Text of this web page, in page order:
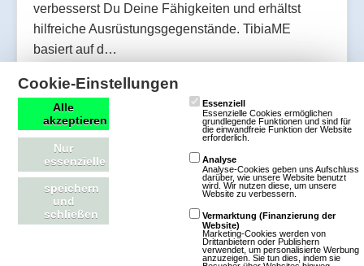
verbesserst Du Deine Fähigkeiten und erhältst
hilfreiche Ausrüstungsgegenstände. TibiaME
basiert auf d…
Mehr über TibiaME
Goodgame Empire
10 Bewertungen
Browsergames
Strategie
Cookie-Einstellungen
Alle
akzeptieren
Nur
essenzielle
speichern
und
schließen
Essenziell
Essenzielle Cookies ermöglichen
grundlegende Funktionen und sind für
die einwandfreie Funktion der Website
erforderlich.
Analyse
Analyse-Cookies geben uns Aufschluss
darüber, wie unsere Website benutzt
wird. Wir nutzen diese, um unsere
Website zu verbessern.
Vermarktung (Finanzierung der
Website)
Marketing-Cookies werden von
Drittanbietern oder Publishern
verwendet, um personalisierte Werbung
anzuzeigen. Sie tun dies, indem sie